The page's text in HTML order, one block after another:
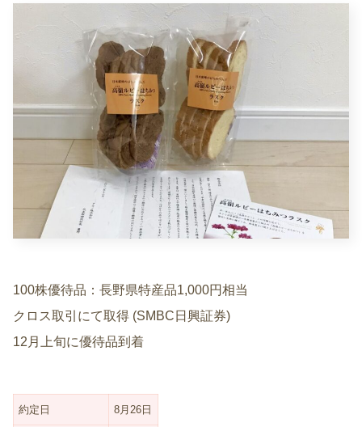
100株優待品：長野県特産品1,000円相当
クロス取引にて取得 (SMBC日興証券)
12月上旬に優待品到着
約定日 8月26日